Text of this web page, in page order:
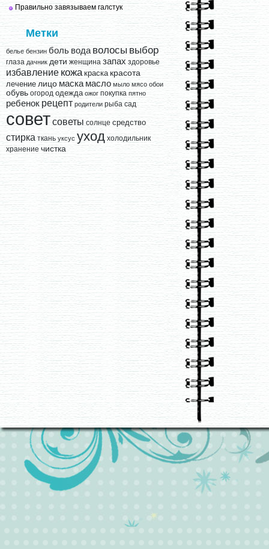
Правильно завязываем галстук
Метки
белье бензин боль вода волосы выбор
глаза дачник дети женщина запах здоровье
избавление кожа краска красота
лечение лицо маска масло мыло мясо обои
обувь огород одежда ожог покупка пятно
ребенок рецепт родители рыба сад
советсоветы солнце средство
стирка ткань уксус уход холодильник
хранение чистка